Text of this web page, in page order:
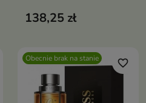
138,25 zł
Obecnie brak na stanie favorite_border